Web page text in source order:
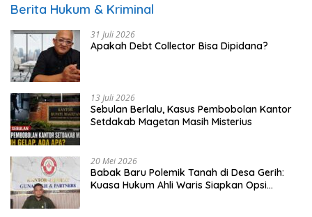
Berita Hukum & Kriminal
31 Juli 2026
Apakah Debt Collector Bisa Dipidana?
13 Juli 2026
Sebulan Berlalu, Kasus Pembobolan Kantor
Setdakab Magetan Masih Misterius
20 Mei 2026
Babak Baru Polemik Tanah di Desa Gerih:
Kuasa Hukum Ahli Waris Siapkan Opsi